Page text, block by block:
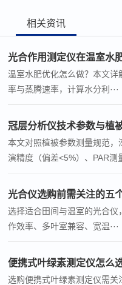
相关资讯
光合作用测定仪在温室水
温室水肥优化怎么做？本文
率与蒸腾速率，计算水分利···
冠层分析仪技术参数与植
本文对照植被参数测量规范
演精度（偏差<5%）、PAR测
光合仪选购前需关注的五
选择适合田间与温室的光合仪
作效率、多叶室兼容、宽温···
便携式叶绿素测定仪怎么
选购便携式叶绿素测定仪需